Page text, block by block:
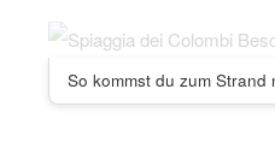
So kommst du zum Strand